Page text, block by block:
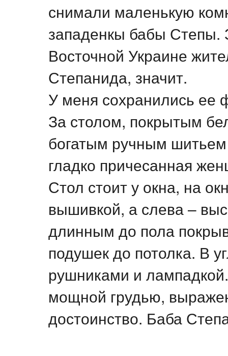
снимали маленькую
западенкы бабы
Восточной Украине
Степанида, значит.
У меня сохранились ее
За столом, покрытым
богатым ручным
гладко причесанная
Стол стоит у окна, на
вышивкой, а слева –
длинным до пола
подушек до потолка. В
рушниками и
мощной грудью,
достоинство. Баба